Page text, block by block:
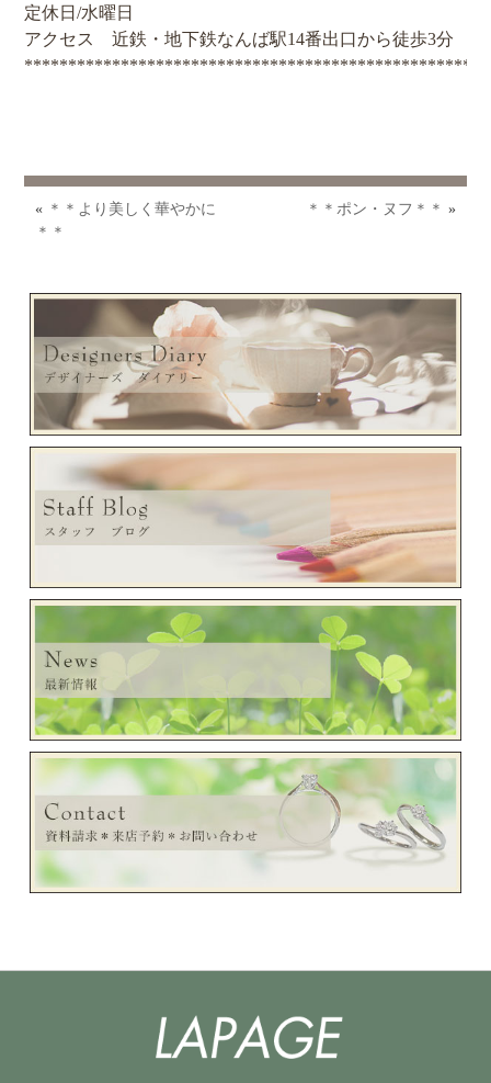
定休日/水曜日
アクセス 近鉄・地下鉄なんば駅14番出口から徒歩3分
*****************************************************
« ＊＊より美しく華やかに
＊＊
＊＊ポン・ヌフ＊＊ »